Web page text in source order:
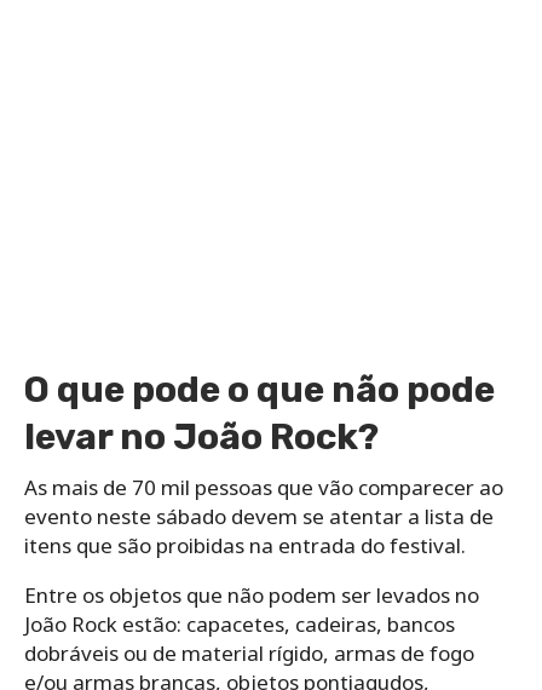
O que pode o que não pode
levar no João Rock?
As mais de 70 mil pessoas que vão comparecer ao
evento neste sábado devem se atentar a lista de
itens que são proibidas na entrada do festival.
Entre os objetos que não podem ser levados no
João Rock estão: capacetes, cadeiras, bancos
dobráveis ou de material rígido, armas de fogo
e/ou armas brancas, objetos pontiagudos,